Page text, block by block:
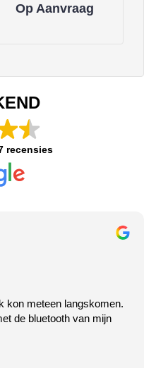
Op Aanvraag
recensies
kon meteen langskomen.
de bluetooth van mijn
vriendelijke meneer